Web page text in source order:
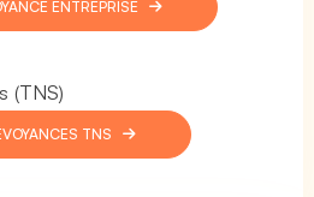
ENTREPRISE
(TNS)
TNS